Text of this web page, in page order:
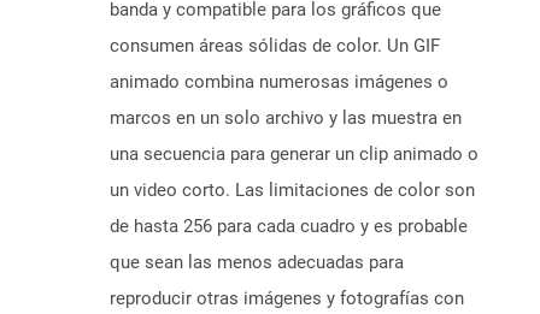
banda y compatible para los gráficos que
consumen áreas sólidas de color. Un GIF
animado combina numerosas imágenes o
marcos en un solo archivo y las muestra en
una secuencia para generar un clip animado o
un video corto. Las limitaciones de color son
de hasta 256 para cada cuadro y es probable
que sean las menos adecuadas para
reproducir otras imágenes y fotografías con